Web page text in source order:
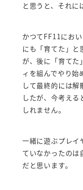
と思うと、それに
かつてFF11にお
にも「育てた」と
が、後に「育てた
ィを組んでやり始
して最終的には
したが、今考え
しれません。
一緒に遊ぶプレイ
ていなかったのは
だと思います。